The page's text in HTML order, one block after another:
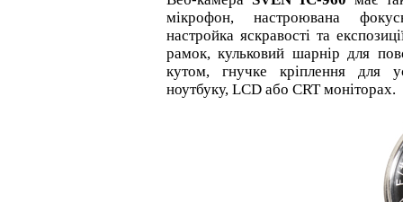
мікрофон, настроювана
настройка яскравості та
рамок, кульковий шарнір для
кутом, гнучке кріплення для
ноутбуку, LCD або CRT моніторах.